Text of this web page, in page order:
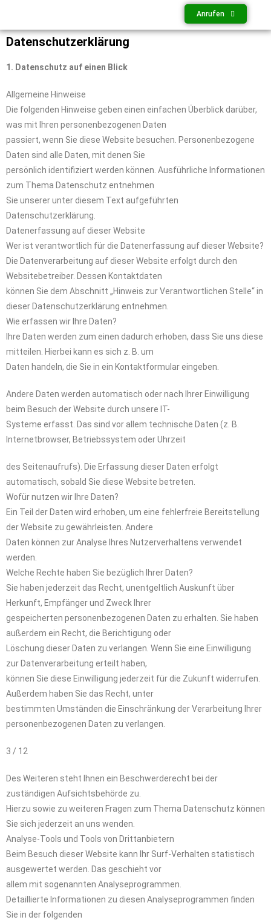
Anrufen
Datenschutzerklärung
1. Datenschutz auf einen Blick
Allgemeine Hinweise
Die folgenden Hinweise geben einen einfachen Überblick darüber,
was mit Ihren personenbezogenen Daten
passiert, wenn Sie diese Website besuchen. Personenbezogene
Daten sind alle Daten, mit denen Sie
persönlich identifiziert werden können. Ausführliche Informationen
zum Thema Datenschutz entnehmen
Sie unserer unter diesem Text aufgeführten
Datenschutzerklärung.
Datenerfassung auf dieser Website
Wer ist verantwortlich für die Datenerfassung auf dieser Website?
Die Datenverarbeitung auf dieser Website erfolgt durch den
Websitebetreiber. Dessen Kontaktdaten
können Sie dem Abschnitt „Hinweis zur Verantwortlichen Stelle“ in
dieser Datenschutzerklärung entnehmen.
Wie erfassen wir Ihre Daten?
Ihre Daten werden zum einen dadurch erhoben, dass Sie uns diese
mitteilen. Hierbei kann es sich z. B. um
Daten handeln, die Sie in ein Kontaktformular eingeben.
Andere Daten werden automatisch oder nach Ihrer Einwilligung
beim Besuch der Website durch unsere IT-
Systeme erfasst. Das sind vor allem technische Daten (z. B.
Internetbrowser, Betriebssystem oder Uhrzeit
des Seitenaufrufs). Die Erfassung dieser Daten erfolgt
automatisch, sobald Sie diese Website betreten.
Wofür nutzen wir Ihre Daten?
Ein Teil der Daten wird erhoben, um eine fehlerfreie Bereitstellung
der Website zu gewährleisten. Andere
Daten können zur Analyse Ihres Nutzerverhaltens verwendet
werden.
Welche Rechte haben Sie bezüglich Ihrer Daten?
Sie haben jederzeit das Recht, unentgeltlich Auskunft über
Herkunft, Empfänger und Zweck Ihrer
gespeicherten personenbezogenen Daten zu erhalten. Sie haben
außerdem ein Recht, die Berichtigung oder
Löschung dieser Daten zu verlangen. Wenn Sie eine Einwilligung
zur Datenverarbeitung erteilt haben,
können Sie diese Einwilligung jederzeit für die Zukunft widerrufen.
Außerdem haben Sie das Recht, unter
bestimmten Umständen die Einschränkung der Verarbeitung Ihrer
personenbezogenen Daten zu verlangen.
3 / 12
Des Weiteren steht Ihnen ein Beschwerderecht bei der
zuständigen Aufsichtsbehörde zu.
Hierzu sowie zu weiteren Fragen zum Thema Datenschutz können
Sie sich jederzeit an uns wenden.
Analyse-Tools und Tools von Drittanbietern
Beim Besuch dieser Website kann Ihr Surf-Verhalten statistisch
ausgewertet werden. Das geschieht vor
allem mit sogenannten Analyseprogrammen.
Detaillierte Informationen zu diesen Analyseprogrammen finden
Sie in der folgenden